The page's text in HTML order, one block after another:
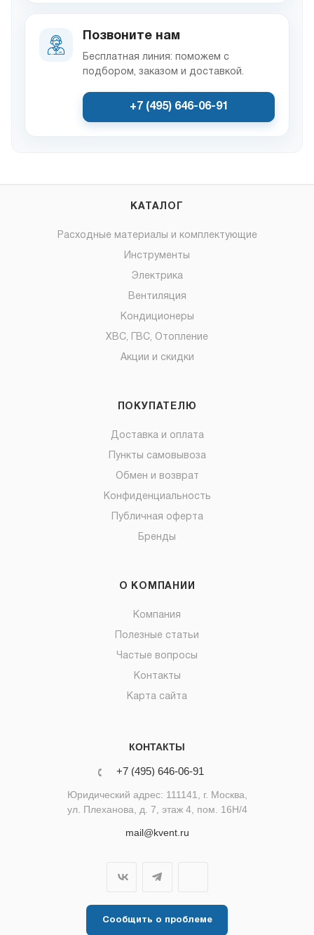
Позвоните нам
Бесплатная линия: поможем с
подбором, заказом и доставкой.
+7 (495) 646-06-91
КАТАЛОГ
Расходные материалы и комплектующие
Инструменты
Электрика
Вентиляция
Кондиционеры
ХВС, ГВС, Отопление
Акции и скидки
ПОКУПАТЕЛЮ
Доставка и оплата
Пункты самовывоза
Обмен и возврат
Конфиденциальность
Публичная оферта
Бренды
О КОМПАНИИ
Компания
Полезные статьи
Частые вопросы
Контакты
Карта сайта
КОНТАКТЫ
+7 (495) 646-06-91
Юридический адрес: 111141, г. Москва,
ул. Плеханова, д. 7, этаж 4, пом. 16Н/4
mail@kvent.ru
Сообщить о проблеме